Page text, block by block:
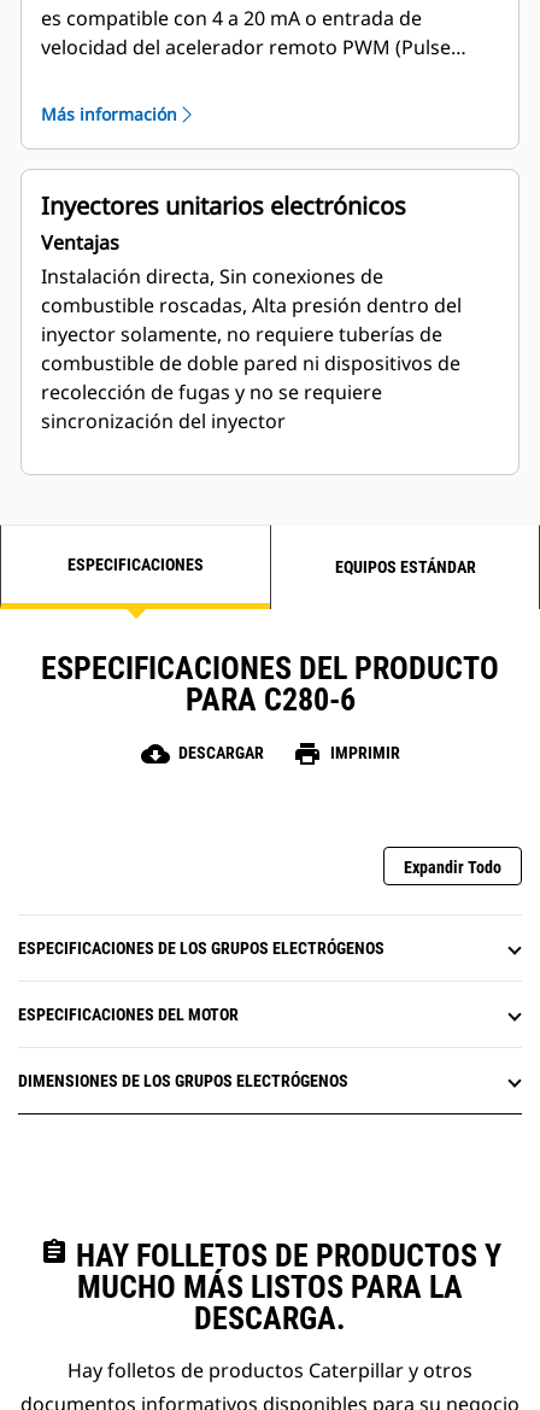
es compatible con 4 a 20 mA o entrada de
velocidad del acelerador remoto PWM (Pulse
Impulsos); alarma y protección marinas
Más información
Inyectores unitarios electrónicos
Ventajas
Instalación directa, Sin conexiones de
combustible roscadas, Alta presión dentro del
inyector solamente, no requiere tuberías de
combustible de doble pared ni dispositivos de
recolección de fugas y no se requiere
sincronización del inyector
ESPECIFICACIONES EQUIPOS ESTÁNDAR
ESPECIFICACIONES DEL PRODUCTO
PARA C280-6
cloud_download DESCARGAR print IMPRIMIR
Expandir Todo
ESPECIFICACIONES DE LOS GRUPOS ELECTRÓGENOS
ESPECIFICACIONES DEL MOTOR
DIMENSIONES DE LOS GRUPOS ELECTRÓGENOS
assignment HAY FOLLETOS DE PRODUCTOS Y
MUCHO MÁS LISTOS PARA LA
DESCARGA.
Hay folletos de productos Caterpillar y otros
documentos informativos disponibles para su negocio